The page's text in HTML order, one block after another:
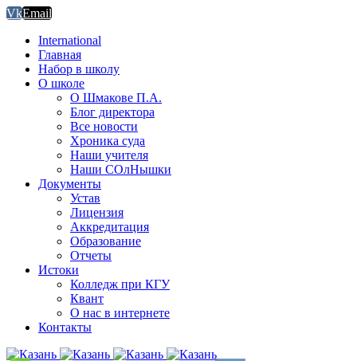
VkEmail
International
Главная
Набор в школу
О школе
О Шмакове П.А.
Блог директора
Все новости
Хроника суда
Наши учителя
Наши СОлНышки
Документы
Устав
Лицензия
Аккредитация
Образование
Отчеты
Истоки
Колледж при КГУ
Квант
О нас в интернете
Контакты